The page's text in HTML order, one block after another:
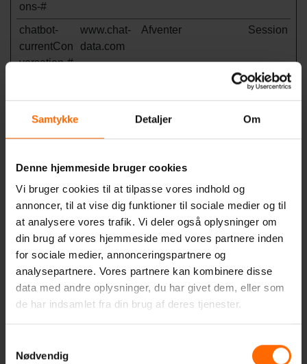
Samtykke Detaljer Om
Denne hjemmeside bruger cookies
Vi bruger cookies til at tilpasse vores indhold og
annoncer, til at vise dig funktioner til sociale medier og til
at analysere vores trafik. Vi deler også oplysninger om
din brug af vores hjemmeside med vores partnere inden
for sociale medier, annonceringspartnere og
analysepartnere. Vores partnere kan kombinere disse
data med andre oplysninger, du har givet dem, eller som
de har indsamlet fra din brug af deres tjenester.
Nødvendig
ons-#
chatbot-
currentCon
versation-#
www.chat-
data.com
Afventer Session
iframe-
loaded
data.com
Session
chatbot-
bubbles_h
ave_been_
shown
www.chat-
Afventer Session
chatbot-
show_sug
data.com
Session
chatbot-
www.chat-
Afventer
chatbot- Session